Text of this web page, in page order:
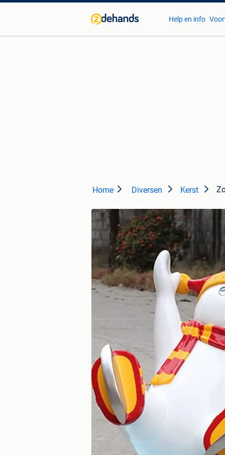
Help en info
Home Diversen Kerst